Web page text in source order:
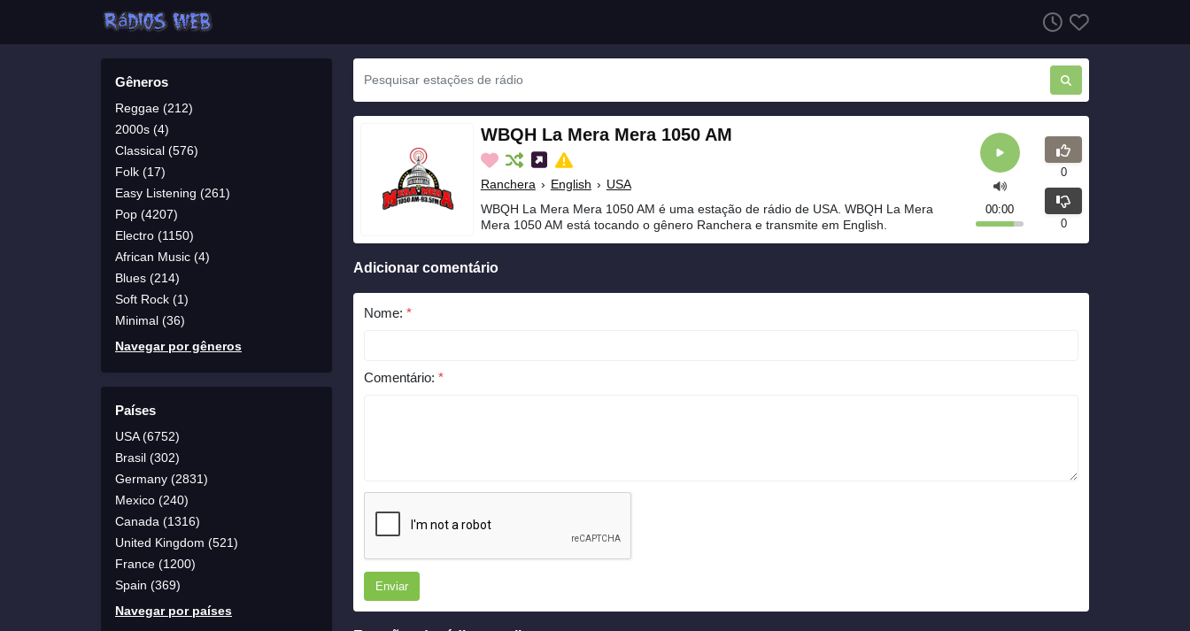
Gêneros
Reggae (212)
2000s (4)
Classical (576)
Folk (17)
Easy Listening (261)
Pop (4207)
Electro (1150)
African Music (4)
Blues (214)
Soft Rock (1)
Minimal (36)
Navegar por gêneros
Países
USA (6752)
Brasil (302)
Germany (2831)
Mexico (240)
Canada (1316)
United Kingdom (521)
France (1200)
Spain (369)
Navegar por países
WBQH La Mera Mera 1050 AM
Ranchera › English › USA
WBQH La Mera Mera 1050 AM é uma estação de rádio de USA. WBQH La Mera
Mera 1050 AM está tocando o gênero Ranchera e transmite em English.
00:00
0
0
Adicionar comentário
Nome: *
Comentário: *
Enviar